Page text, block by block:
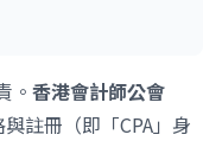
。 香港會計師公會
註冊（即「CPA」身